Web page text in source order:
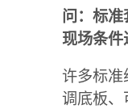
问：标
现场条件
许多标准
调底板、